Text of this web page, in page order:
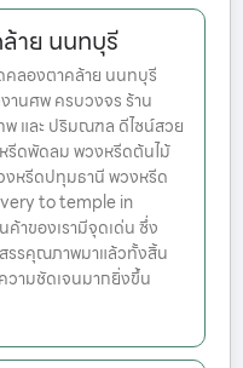
าย นนทบุรี
ลองตาคล้าย นนทบุรี
านศพ ครบวงจร ร้าน
และ ปริมณฑล ดีไซน์สวย
รีดพัดลม พวงหรีดต้นไม้
งหรีดปทุมธานี พวงหรีด
to temple in
าของเรามีจุดเด่น ซึ่ง
รรคุณภาพมาแล้วทั้งสิ้น
ามชัดเจนมากยิ่งขึ้น